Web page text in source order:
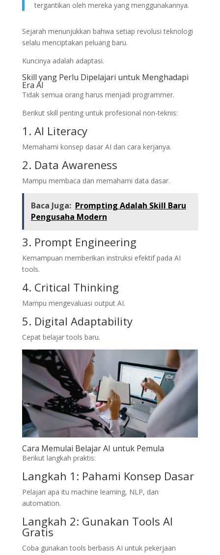
tergantikan oleh mereka yang menggunakannya.
Sejarah menunjukkan bahwa setiap revolusi teknologi
selalu menciptakan peluang baru.
Kuncinya adalah adaptasi.
Skill yang Perlu Dipelajari untuk Menghadapi
Era AI
Tidak semua orang harus menjadi programmer.
Berikut skill penting untuk profesional non-teknis:
1. AI Literacy
Memahami konsep dasar AI dan cara kerjanya.
2. Data Awareness
Mampu membaca dan memahami data dasar.
Baca Juga: Prompting Adalah Skill Baru
Pengusaha Modern
3. Prompt Engineering
Kemampuan memberikan instruksi efektif pada AI
tools.
4. Critical Thinking
Mampu mengevaluasi output AI.
5. Digital Adaptability
Cepat belajar tools baru.
Cara Memulai Belajar AI untuk Pemula
Berikut langkah praktis:
Langkah 1: Pahami Konsep Dasar
Pelajari apa itu machine learning, NLP, dan
automation.
Langkah 2: Gunakan Tools AI
Gratis
Coba gunakan tools berbasis AI untuk pekerjaan